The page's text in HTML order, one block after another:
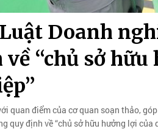
Doanh
“chủ sở
quan điểm của cơ quan soạn thảo,
quy định về “chủ sở hữu hưởng lợi của